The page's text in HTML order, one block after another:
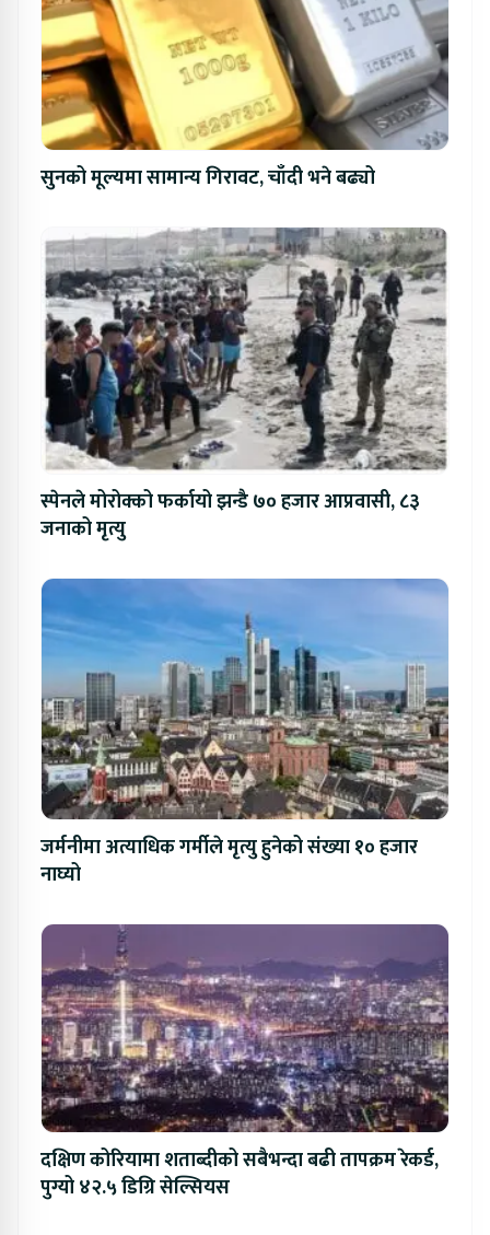
सुनको मूल्यमा सामान्य गिरावट, चाँदी भने बढ्यो
स्पेनले मोरोक्को फर्कायो झन्डै ७० हजार आप्रवासी, ८३
जनाको मृत्यु
जर्मनीमा अत्याधिक गर्मीले मृत्यु हुनेको संख्या १० हजार
नाघ्यो
दक्षिण कोरियामा शताब्दीको सबैभन्दा बढी तापक्रम रेकर्ड,
पुग्यो ४२.५ डिग्रि सेल्सियस